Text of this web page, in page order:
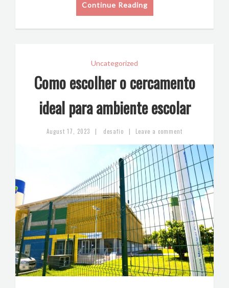
Continue Reading
Uncategorized
Como escolher o cercamento
ideal para ambiente escolar
August 17, 2023 | desafio | Leave a comment